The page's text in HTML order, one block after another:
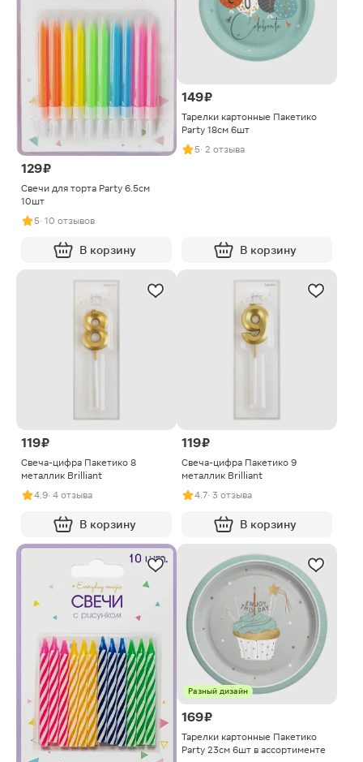
129 ₽
Свечи для торта Party 6.5см
10шт
5· 10 отзывов
В корзину
149 ₽
Тарелки картонные Пакетико
Party 18см 6шт
5· 2 отзыва
В корзину
119 ₽
Свеча-цифра Пакетико 8
металлик Brilliant
4.9· 4 отзыва
В корзину
119 ₽
Свеча-цифра Пакетико 9
металлик Brilliant
4.7· 3 отзыва
В корзину
Разный дизайн
169 ₽
Тарелки картонные Пакетико
Party 23см 6шт в ассортименте